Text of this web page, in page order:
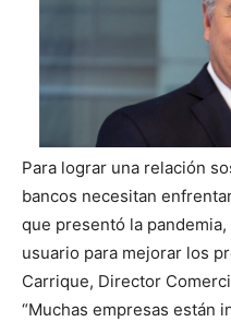
Para lograr una relación
bancos necesitan
que presentó la
usuario para mejorar los
Carrique, Director
“Muchas empresas están